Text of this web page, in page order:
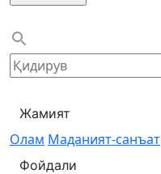
Жамият
Олам Маданият-санъат
Фойдали